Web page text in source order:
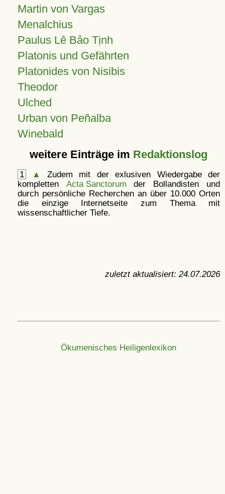
Martin von Vargas
Menalchius
Paulus Lê Bảo Tịnh
Platonis und Gefährten
Platonides von Nisibis
Theodor
Ulched
Urban von Peñalba
Winebald
weitere Einträge im Redaktionslog
1 ▲
Zudem mit der exlusiven Wiedergabe der
kompletten Acta Sanctorum der Bollandisten und
durch persönliche Recherchen an über 10.000 Orten
die einzige Internetseite zum Thema mit
wissenschaftlicher Tiefe.
zuletzt aktualisiert: 24.07.2026
Ökumenisches Heiligenlexikon